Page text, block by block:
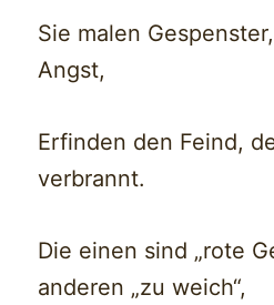
Sie malen
Angst,
Erfinden den Feind,
verbrannt.
Die einen sind „rote
anderen „zu weich“,